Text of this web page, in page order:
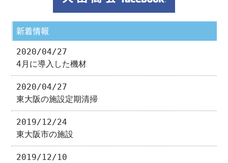
新着情報
2020/04/27
4月に導入した機材
2020/04/27
東大阪の施設定期清掃
2019/12/24
東大阪市の施設
2019/12/10